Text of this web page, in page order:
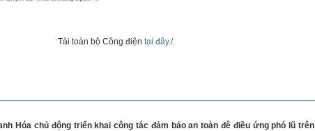
Tải toàn bộ Công điệntại đây./.
Hóa chủ động triển khai công tác đảm bảo an toàn đê điều ứng phó lũ trên